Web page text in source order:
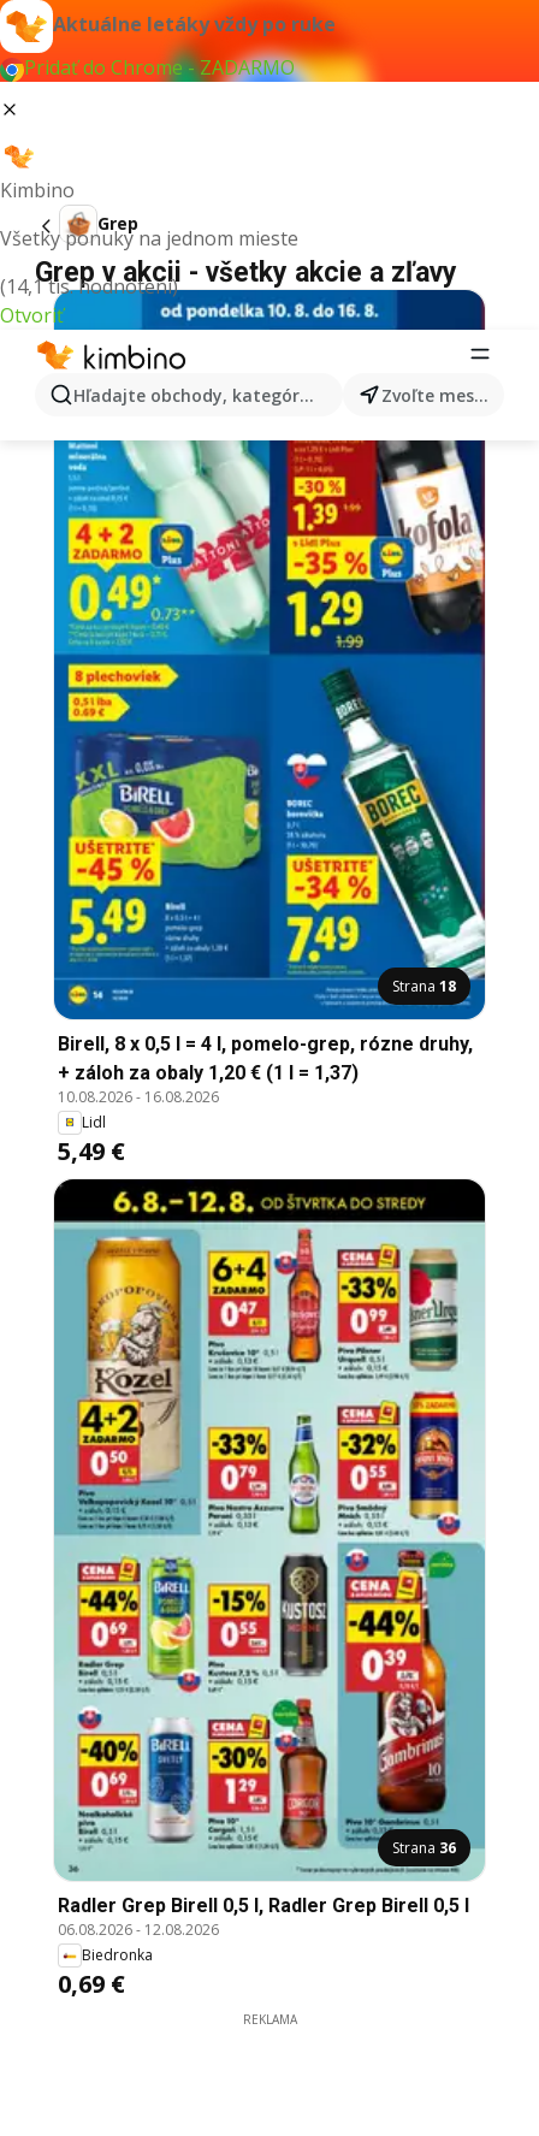
Aktuálne letáky vždy po ruke
Pridať do Chrome - ZADARMO
Kimbino
Všetky ponuky na jednom mieste
(14,1 tis. hodnotení)
Otvoriť
Hľadajte obchody, kategórie, produkty... Zvoľte mesto
Grep
Grep v akcii - všetky akcie a zľavy
Strana 18
Birell, 8 x 0,5 l = 4 l, pomelo-grep, rózne druhy,
+ záloh za obaly 1,20 € (1 l = 1,37)
10.08.2026- 16.08.2026
Lidl
5,49 €
Strana 36
Radler Grep Birell 0,5 l, Radler Grep Birell 0,5 l
06.08.2026- 12.08.2026
Biedronka
0,69 €
REKLAMA